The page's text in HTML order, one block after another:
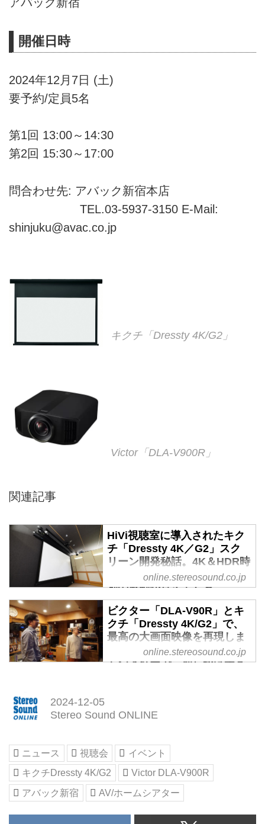
開催日時
2024年12月7日 (土)
要予約/定員5名
第1回 13:00～14:30
第2回 15:30～17:00
問合わせ先: アバック新宿本店
TEL.03-5937-3150 E-Mail:
shinjuku@avac.co.jp
キクチ「Dressty 4K/G2」
Victor「DLA-V900R」
関連記事
HiVi視聴室に導入されたキク
チ「Dressty 4K／G2」スク
リーン開発秘話。4K＆HDR時
代こそスクリーンが変われば
別の感動が見えてくる -
Stereo Sound ONLINE
HiVi視聴室では、特性の異なる3
種類のスクリーンをリファレンス
として導入している。世界的にも
評価が高いスチュワートの
Matte Ⅲ Cinema（ピュアマット
手塗りで仕上げられるキクチの
Grace Matte 100（グレースマッ
ト100）という構成で、取材内
容、あるいは組み合わせるプロジ
ェクターに応じて、最適なスクリ
online.stereosound.co.jp
ビクター「DLA-V90R」とキ
クチ「Dressty 4K/G2」で、
最高の大画面映像を再現しま
しょう！ 角野卓造さんのホー
ムシアターで、押しかけチュ
ークスの小野裕史さんから、「角
ビクター『DLA-V90R』とキクチ
『Dressty 4K/G2』を導入しても
らうことになりました」という電
話をもらった。小野さんは弊社が
ホームシアター専門誌「Foyer」
を刊行していた頃からお世話にな
online.stereosound.co.jp
2024-12-05
Stereo Sound ONLINE
ニュース 視聴会
イベント
キクチDressty 4K/G2
Victor DLA-V900R
アバック新宿
AV/ホームシアター